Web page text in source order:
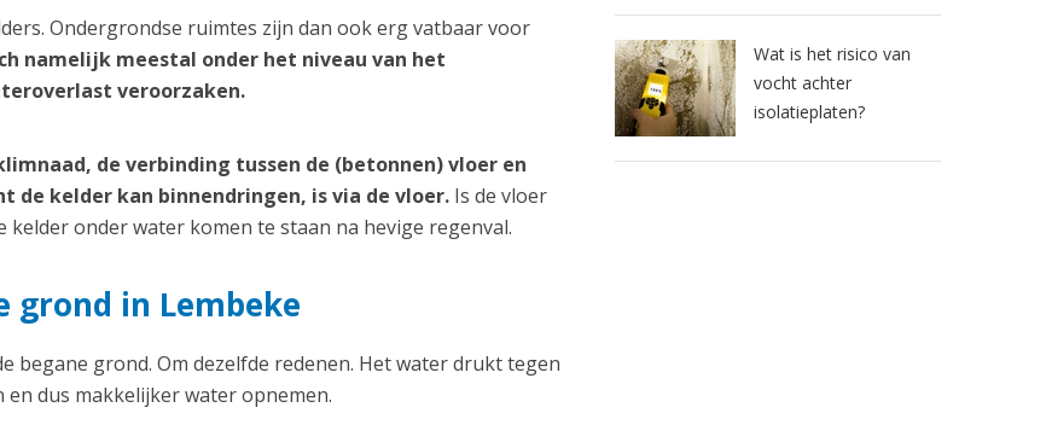
Ondergrondse ruimtes zijn dan ook erg vatbaar voor
namelijk meestal onder het niveau van het
veroorzaken.
de verbinding tussen de (betonnen) vloer en
de kelder kan binnendringen, is via de vloer. Is de vloer
onder water komen te staan na hevige regenval.
grond in Lembeke
grond. Om dezelfde redenen. Het water drukt tegen
dus makkelijker water opnemen.
Wat is het risico van
vocht achter
isolatieplaten?